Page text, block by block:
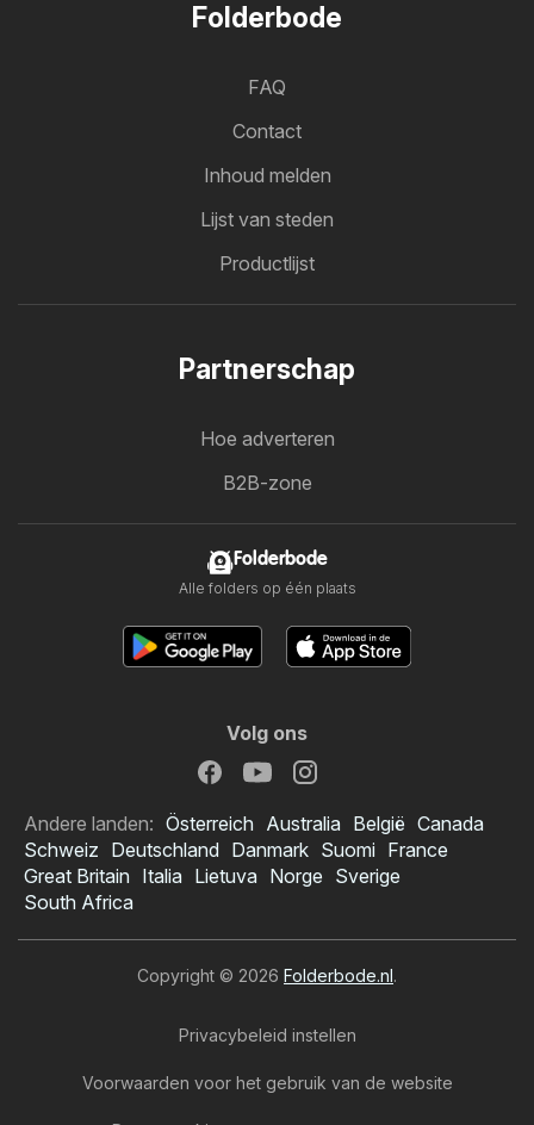
Folderbode
FAQ
Contact
Inhoud melden
Lijst van steden
Productlijst
Partnerschap
Hoe adverteren
B2B-zone
Folderbode
Alle folders op één plaats
Volg ons
Andere landen: Österreich Australia België Canada
Schweiz Deutschland Danmark Suomi France
Great Britain Italia Lietuva Norge Sverige
South Africa
Copyright © 2026 Folderbode.nl.
Privacybeleid instellen
Voorwaarden voor het gebruik van de website